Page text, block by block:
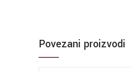
Povezani proizvodi